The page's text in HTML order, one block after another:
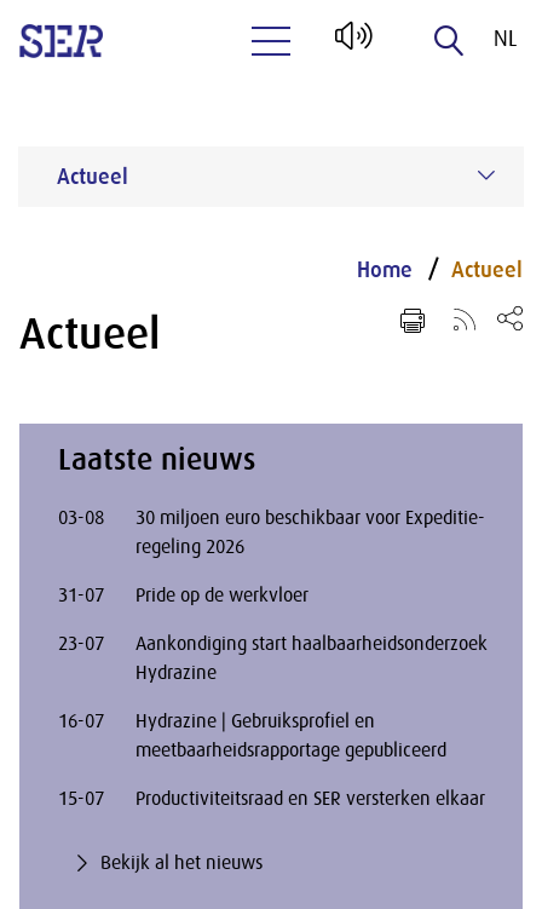
NL
Actueel
Home Actueel
Actueel
Laatste nieuws
03-08
30 miljoen euro beschikbaar voor Expeditie-
regeling 2026
31-07 Pride op de werkvloer
23-07
Aankondiging start haalbaarheidsonderzoek
Hydrazine
16-07
Hydrazine | Gebruiksprofiel en
meetbaarheidsrapportage gepubliceerd
15-07 Productiviteitsraad en SER versterken elkaar
Bekijk al het nieuws